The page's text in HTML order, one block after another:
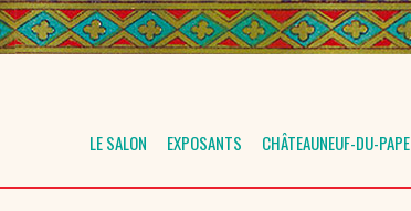
LE SALON EXPOSANTS CHÂTEAUNEUF-DU-PAPE